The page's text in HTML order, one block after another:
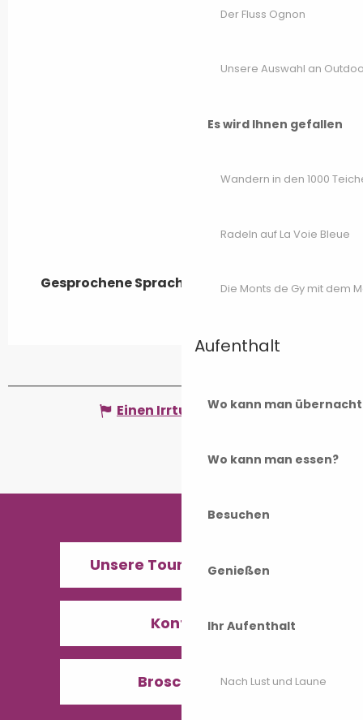
Der Fluss Ognon
Unsere Auswahl an
Es wird Ihnen gefallen
Wandern in den 1000
Radeln auf La Voie Bleue
Die Monts de Gy mit dem
Aufenthalt
Wo kann man
Wo kann man essen?
Besuchen
Genießen
Ihr Aufenthalt
Nach Lust und Laune
Gesprochene Sprachen
Gesprochene Sprachen
Einen Irrtum angeben
Unsere Tourismusbüros
Kontakt
Broschüren